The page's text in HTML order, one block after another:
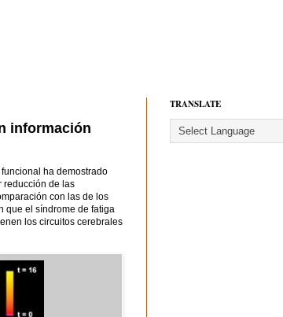
información
ha demostrado
reducción de las
con las de los
que el síndrome de fatiga
los circuitos cerebrales
TRANSLATE